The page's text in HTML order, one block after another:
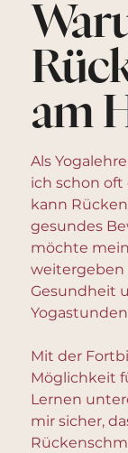
am
Als
ich schon oft
kann
gesundes
möchte
weitergeben
Gesundheit
Mit der
Möglichkeit
Lernen
mir sicher,